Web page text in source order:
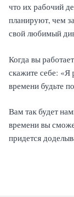
что их рабочий
планируют, чем
свой любимый
Когда вы
скажите себе: «Я
времени будьте
Вам так будет
времени вы
придется